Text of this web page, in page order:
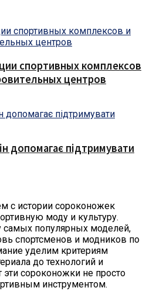
спортивных комплексов
центров
допомагає підтримувати
с истории сороконожек
моду и культуру.
самых популярных моделей,
спортсменов и модников по
уделим критериям
до технологий и
сороконожки не просто
инструментом.